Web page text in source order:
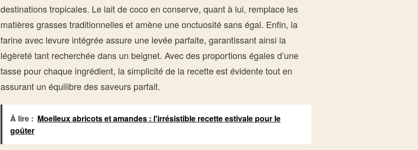
destinations tropicales. Le lait de coco en conserve, quant à lui, remplace les
matières grasses traditionnelles et amène une onctuosité sans égal. Enfin, la
farine avec levure intégrée assure une levée parfaite, garantissant ainsi la
légèreté tant recherchée dans un beignet. Avec des proportions égales d’une
tasse pour chaque ingrédient, la simplicité de la recette est évidente tout en
assurant un équilibre des saveurs parfait.
À lire : Moelleux abricots et amandes : l'irrésistible recette estivale pour le
goûter